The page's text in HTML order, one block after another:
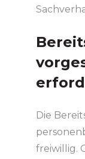
Die
freiwillig.